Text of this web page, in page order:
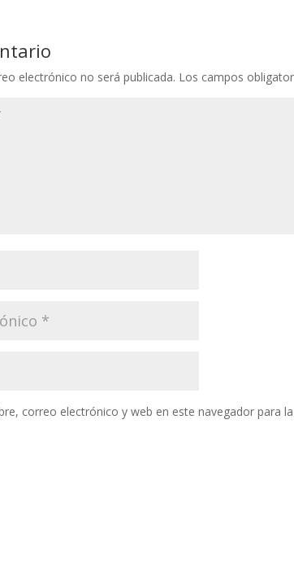
electrónico no será publicada. Los campos
correo electrónico y web en este navegador para